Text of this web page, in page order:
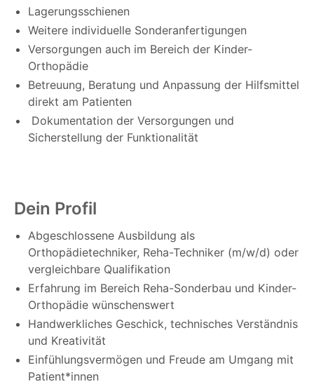
Lagerungsschienen
Weitere individuelle Sonderanfertigungen
Versorgungen auch im Bereich der Kinder-
Orthopädie
Betreuung, Beratung und Anpassung der Hilfsmittel
direkt am Patienten
Dokumentation der Versorgungen und
Sicherstellung der Funktionalität
Dein Profil
Abgeschlossene Ausbildung als
Orthopädietechniker, Reha-Techniker (m/w/d) oder
vergleichbare Qualifikation
Erfahrung im Bereich Reha-Sonderbau und Kinder-
Orthopädie wünschenswert
Handwerkliches Geschick, technisches Verständnis
und Kreativität
Einfühlungsvermögen und Freude am Umgang mit
Patient*innen